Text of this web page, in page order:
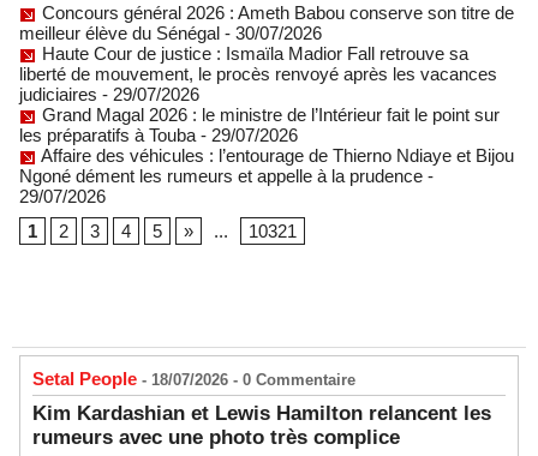
Concours général 2026 : Ameth Babou conserve son titre de
meilleur élève du Sénégal - 30/07/2026
Haute Cour de justice : Ismaïla Madior Fall retrouve sa
liberté de mouvement, le procès renvoyé après les vacances
judiciaires - 29/07/2026
Grand Magal 2026 : le ministre de l’Intérieur fait le point sur
les préparatifs à Touba - 29/07/2026
Affaire des véhicules : l’entourage de Thierno Ndiaye et Bijou
Ngoné dément les rumeurs et appelle à la prudence -
29/07/2026
1
2 3 4 5 » ... 10321
Setal People - 18/07/2026 - 0 Commentaire
Kim Kardashian et Lewis Hamilton relancent les
rumeurs avec une photo très complice